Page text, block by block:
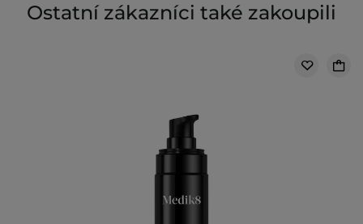
Ostatní zákazníci také zakoupili